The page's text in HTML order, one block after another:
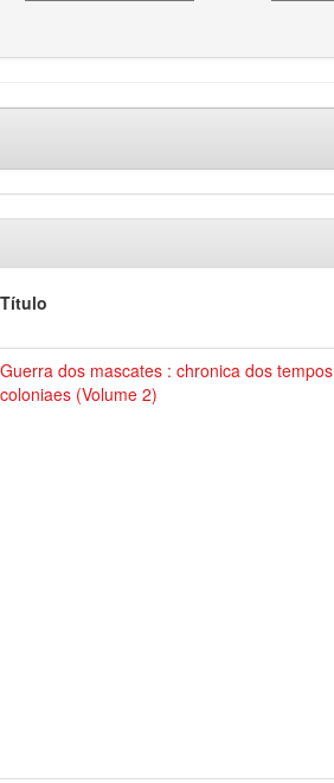
Título
Guerra dos mascates : chronica dos tempos
coloniaes (Volume 2)